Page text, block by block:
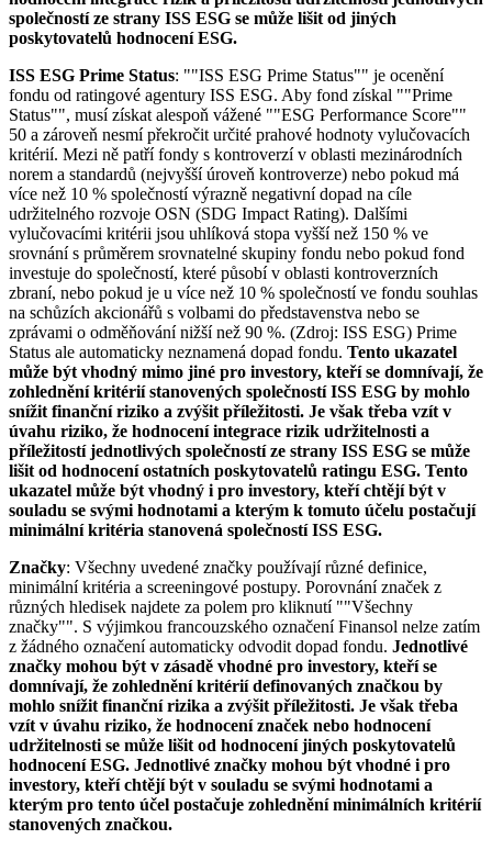
společností ze strany ISS ESG se může lišit od jiných
poskytovatelů hodnocení ESG.
ISS ESG Prime Status: ""ISS ESG Prime Status"" je ocenění
fondu od ratingové agentury ISS ESG. Aby fond získal ""Prime
Status"", musí získat alespoň vážené ""ESG Performance Score""
50 a zároveň nesmí překročit určité prahové hodnoty vylučovacích
kritérií. Mezi ně patří fondy s kontroverzí v oblasti mezinárodních
norem a standardů (nejvyšší úroveň kontroverze) nebo pokud má
více než 10 % společností výrazně negativní dopad na cíle
udržitelného rozvoje OSN (SDG Impact Rating). Dalšími
vylučovacími kritérii jsou uhlíková stopa vyšší než 150 % ve
srovnání s průměrem srovnatelné skupiny fondu nebo pokud fond
investuje do společností, které působí v oblasti kontroverzních
zbraní, nebo pokud je u více než 10 % společností ve fondu souhlas
na schůzích akcionářů s volbami do představenstva nebo se
zprávami o odměňování nižší než 90 %. (Zdroj: ISS ESG) Prime
Status ale automaticky neznamená dopad fondu. Tento ukazatel
může být vhodný mimo jiné pro investory, kteří se domnívají, že
zohlednění kritérií stanovených společností ISS ESG by mohlo
snížit finanční riziko a zvýšit příležitosti. Je však třeba vzít v
úvahu riziko, že hodnocení integrace rizik udržitelnosti a
příležitostí jednotlivých společností ze strany ISS ESG se může
lišit od hodnocení ostatních poskytovatelů ratingu ESG. Tento
ukazatel může být vhodný i pro investory, kteří chtějí být v
souladu se svými hodnotami a kterým k tomuto účelu postačují
minimální kritéria stanovená společností ISS ESG.
Značky: Všechny uvedené značky používají různé definice,
minimální kritéria a screeningové postupy. Porovnání značek z
různých hledisek najdete za polem pro kliknutí ""Všechny
značky"". S výjimkou francouzského označení Finansol nelze zatím
z žádného označení automaticky odvodit dopad fondu. Jednotlivé
značky mohou být v zásadě vhodné pro investory, kteří se
domnívají, že zohlednění kritérií definovaných značkou by
mohlo snížit finanční rizika a zvýšit příležitosti. Je však třeba
vzít v úvahu riziko, že hodnocení značek nebo hodnocení
udržitelnosti se může lišit od hodnocení jiných poskytovatelů
hodnocení ESG. Jednotlivé značky mohou být vhodné i pro
investory, kteří chtějí být v souladu se svými hodnotami a
kterým pro tento účel postačuje zohlednění minimálních kritérií
stanovených značkou.